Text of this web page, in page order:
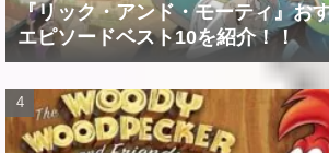
『リック・アンド・モーティ』お
エピソードベスト10を紹介！！